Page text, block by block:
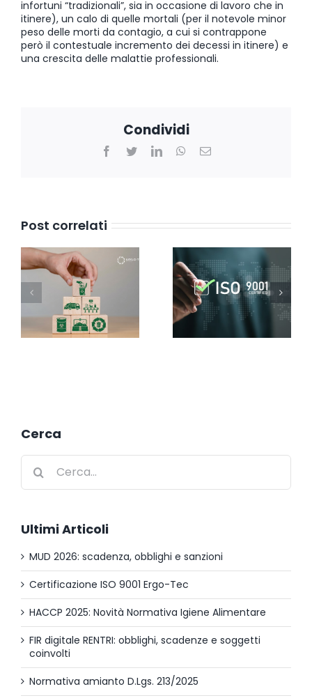
infortuni “tradizionali”, sia in occasione di lavoro che in
itinere), un calo di quelle mortali (per il notevole minor
peso delle morti da contagio, a cui si contrappone
però il contestuale incremento dei decessi in itinere) e
una crescita delle malattie professionali.
Condividi
Facebook
TwitterLinkedInWhatsApp
Email
Post correlati
Cerca
Cerca
per:
Ultimi Articoli
MUD 2026: scadenza, obblighi e sanzioni
Certificazione ISO 9001 Ergo-Tec
HACCP 2025: Novità Normativa Igiene Alimentare
FIR digitale RENTRI: obblighi, scadenze e soggetti
coinvolti
Normativa amianto D.Lgs. 213/2025